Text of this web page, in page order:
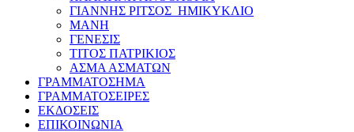
ΓΙΑΝΝΗΣ ΡΙΤΣΟΣ_ΗΜΙΚΥΚΛΙΟ
ΜΑΝΗ
ΓΕΝΕΣΙΣ
ΤΙΤΟΣ ΠΑΤΡΙΚΙΟΣ
ΑΣΜΑ ΑΣΜΑΤΩΝ
ΓΡΑΜΜΑΤΟΣΗΜΑ
ΓΡΑΜΜΑΤΟΣΕΙΡΕΣ
ΕΚΔΟΣΕΙΣ
ΕΠΙΚΟΙΝΩΝΙΑ